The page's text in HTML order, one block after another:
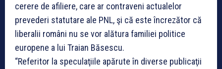
cerere de afiliere, care ar contraveni actualelor
prevederi statutare ale PNL, şi că este încrezător că
liberalii români nu se vor alătura familiei politice
europene a lui Traian Băsescu.
“Referitor la speculaţiile apărute în diverse publicaţii